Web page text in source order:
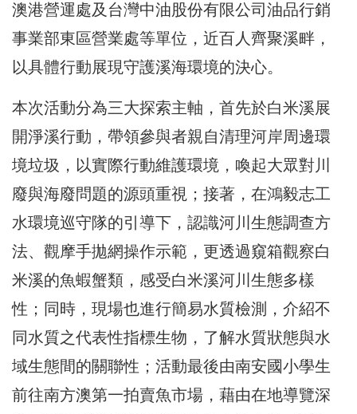
澳港營運處及台灣中油股份有限公司油品行銷
事業部東區營業處等單位，近百人齊聚溪畔，
以具體行動展現守護溪海環境的決心。
本次活動分為三大探索主軸，首先於白米溪展
開淨溪行動，帶領參與者親自清理河岸周邊環
境垃圾，以實際行動維護環境，喚起大眾對川
廢與海廢問題的源頭重視；接著，在鴻毅志工
水環境巡守隊的引導下，認識河川生態調查方
法、觀摩手拋網操作示範，更透過窺箱觀察白
米溪的魚蝦蟹類，感受白米溪河川生態多樣
性；同時，現場也進行簡易水質檢測，介紹不
同水質之代表性指標生物，了解水質狀態與水
域生態間的關聯性；活動最後由南安國小學生
前往南方澳第一拍賣魚市場，藉由在地導覽深